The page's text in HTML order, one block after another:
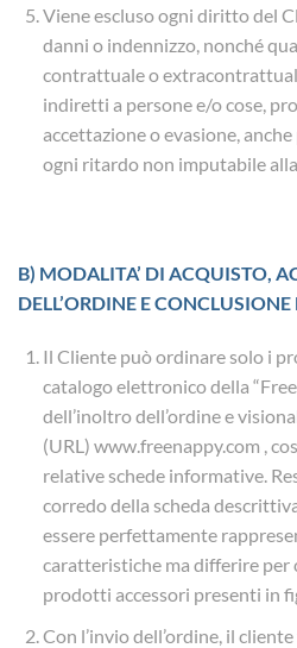
Viene escluso ogni diritto del
danni o indennizzo, nonché
contrattuale o
indiretti a persone e/o cose,
accettazione o evasione,
ogni ritardo non imputabile alla
B) MODALITA’ DI ACQUISTO,
DELL’ORDINE E
Il Cliente può ordinare solo i
catalogo elettronico della
dell’inoltro dell’ordine e
(URL) www.freenappy.com ,
relative schede informative.
corredo della scheda
essere perfettamente
caratteristiche ma differire per
prodotti accessori presenti in
Con l’invio dell’ordine, il